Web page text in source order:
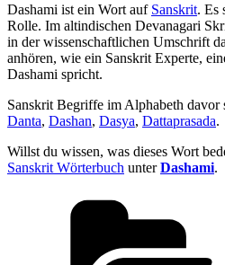
Dashami ist ein Wort auf Sanskrit. Es
Rolle. Im altindischen Devanagari
in der wissenschaftlichen Umschrift
anhören, wie ein Sanskrit Experte,
Dashami spricht.
Sanskrit Begriffe im Alphabeth davor
Danta, Dashan, Dasya, Dattaprasada.
Willst du wissen, was dieses Wort
Sanskrit Wörterbuch unterDashami.